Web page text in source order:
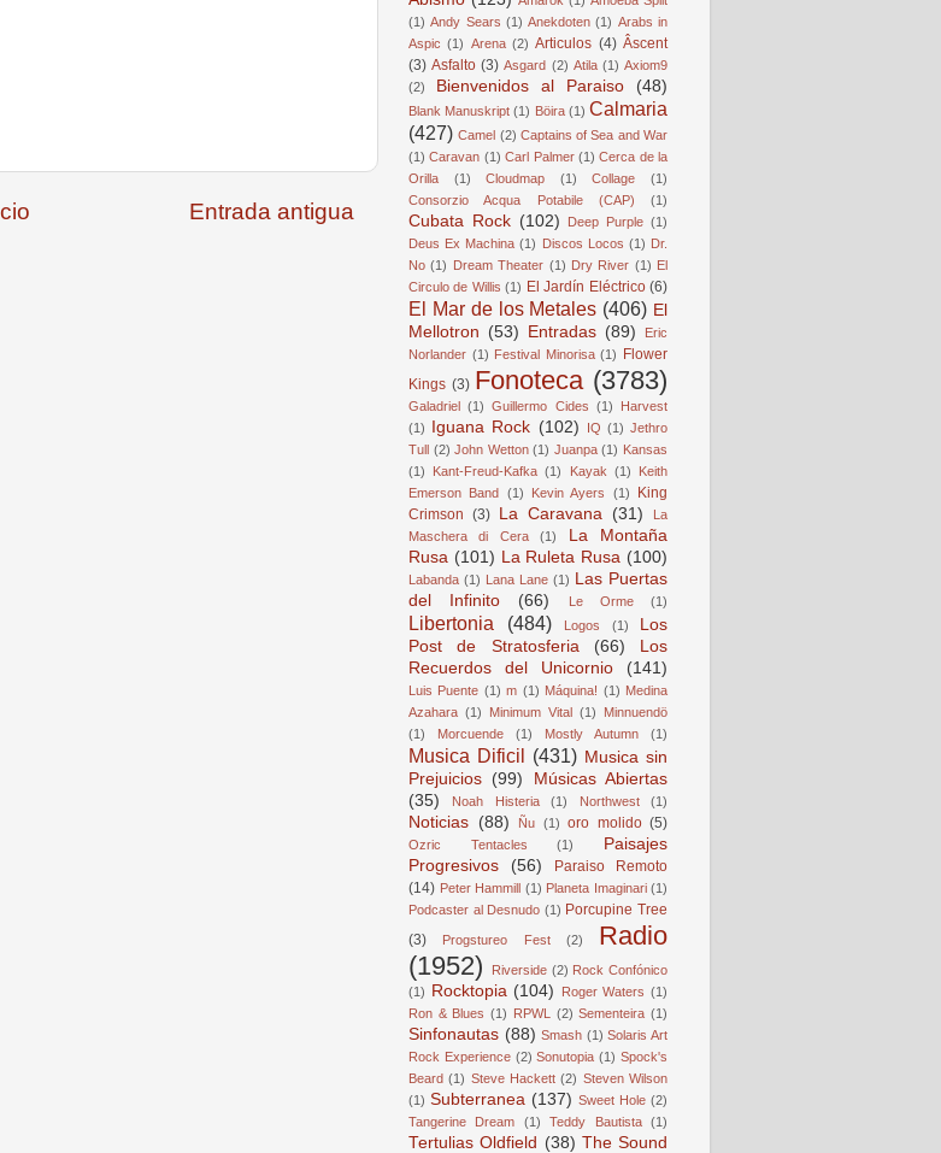
Entrada antigua
(1) Andy Sears (1) Anekdoten (1) Arabs in
Aspic (1) Arena (2) Articulos (4) Âscent
(3) Asfalto (3) Asgard (2) Atila (1) Axiom9
(2)
Bienvenidos al Paraiso (48)
Blank Manuskript (1) Böira (1) Calmaria
(427) Camel (2) Captains of Sea and War
(1) Caravan (1) Carl Palmer (1) Cerca de la
Orilla
(1) Cloudmap (1) Collage
(1)
Consorzio Acqua Potabile (CAP)
(1)
Cubata Rock (102) Deep Purple (1)
Deus Ex Machina (1) Discos Locos (1) Dr.
No (1) Dream Theater (1) Dry River (1) El
Circulo de Willis (1) El Jardín Eléctrico (6)
El Mar de los Metales (406) El
Mellotron (53) Entradas (89)
Eric
Norlander (1) Festival Minorisa (1) Flower
Kings (3) Fonoteca (3783)
Galadriel (1) Guillermo Cides (1)
Harvest
(1) Iguana Rock (102) IQ (1) Jethro
Tull (2) John Wetton (1) Juanpa (1) Kansas
(1)
Kant-Freud-Kafka (1) Kayak (1)
Keith
Emerson Band (1) Kevin Ayers (1)
King
Crimson (3) La Caravana (31)
La
Maschera di Cera
(1)
La Montaña
Rusa (101) La Ruleta Rusa (100)
Labanda (1) Lana Lane (1) Las Puertas
del Infinito
(66) Le Orme (1)
Libertonia (484) Logos (1)
Los
Post de Stratosferia
(66)
Los
Recuerdos del Unicornio
(141)
Luis Puente (1) m (1) Máquina! (1) Medina
Azahara (1) Minimum Vital (1)
Minnuendö
(1)
Morcuende (1) Mostly Autumn (1)
Musica Dificil (431) Musica sin
Prejuicios (99)
Músicas Abiertas
(35)
Noah Histeria (1) Northwest (1)
Noticias (88) Ñu (1) oro molido (5)
Ozric Tentacles (1)
Paisajes
Progresivos
(56)
Paraiso Remoto
(14) Peter Hammill (1) Planeta Imaginari (1)
Podcaster al Desnudo (1) Porcupine Tree
(3)
Progstureo Fest (2)
Radio
(1952)
Riverside (2) Rock Confónico
(1) Rocktopia (104) Roger Waters (1)
Ron & Blues (1) RPWL (2) Sementeira (1)
Sinfonautas (88) Smash (1) Solaris Art
Rock Experience (2) Sonutopia (1) Spock's
Beard (1) Steve Hackett (2) Steven Wilson
(1) Subterranea (137) Sweet Hole (2)
Tangerine Dream
(1) Teddy Bautista (1)
Tertulias Oldfield (38) The Sound